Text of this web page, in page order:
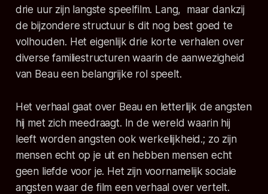
drie uur zijn langste speelfilm. Lang, maar dankzij
de bijzondere structuur is dit nog best goed te
volhouden. Het eigenlijk drie korte verhalen over
diverse familiestructuren waarin de aanwezigheid
van Beau een belangrijke rol speelt.
Het verhaal gaat over Beau en letterlijk de angsten
hij met zich meedraagt. In de wereld waarin hij
leeft worden angsten ook werkelijkheid.; zo zijn
mensen echt op je uit en hebben mensen echt
geen liefde voor je. Het zijn voornamelijk sociale
angsten waar de film een verhaal over vertelt.